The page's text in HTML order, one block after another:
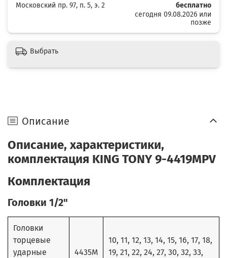
Московский пр. 97, п. 5, э. 2
бесплатно
сегодня 09.08.2026 или
позже
Выбрать
Описание
Описание, характеристики,
комплектация KING TONY 9-4419MPV
Комплектация
Головки 1/2"
Головки
торцевые
ударные
4435M
10, 11, 12, 13, 14, 15, 16, 17, 18,
19, 21, 22, 24, 27, 30, 32, 33,